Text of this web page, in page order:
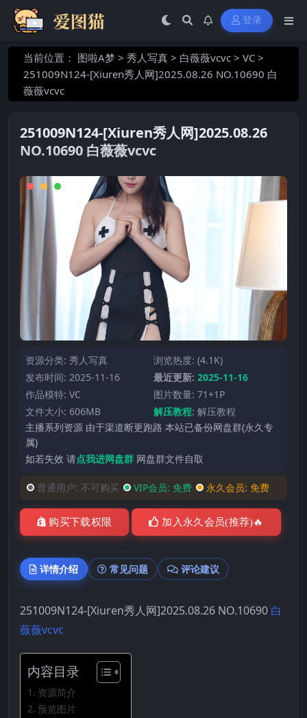
登录
当前位置： 图啦A梦 > 秀人写真 > 白薇薇vcvc > VC >
251009N124-[Xiuren秀人网]2025.08.26 NO.10690 白
薇薇vcvc
251009N124-[Xiuren秀人网]2025.08.26
NO.10690 白薇薇vcvc
资源分类: 秀人写真
浏览热度: (4.1K)
发布时间: 2025-11-16
最近更新: 2025-11-16
作品模特: VC
图片数量: 71+1P
文件大小: 606MB
解压教程: 解压教程
主播系列资源 由于渠道断更跑路 本站已备份网盘群(永久专
属)
如若失效 请点我进网盘群 网盘群文件自取
普通用户: 不可购买 VIP会员: 免费 永久会员: 免费
购买下载权限 加入永久会员(推荐)🔥
详情介绍 常见问题 评论建议
251009N124-[Xiuren秀人网]2025.08.26 NO.10690 白
薇薇vcvc
内容目录
资源简介
预览图片